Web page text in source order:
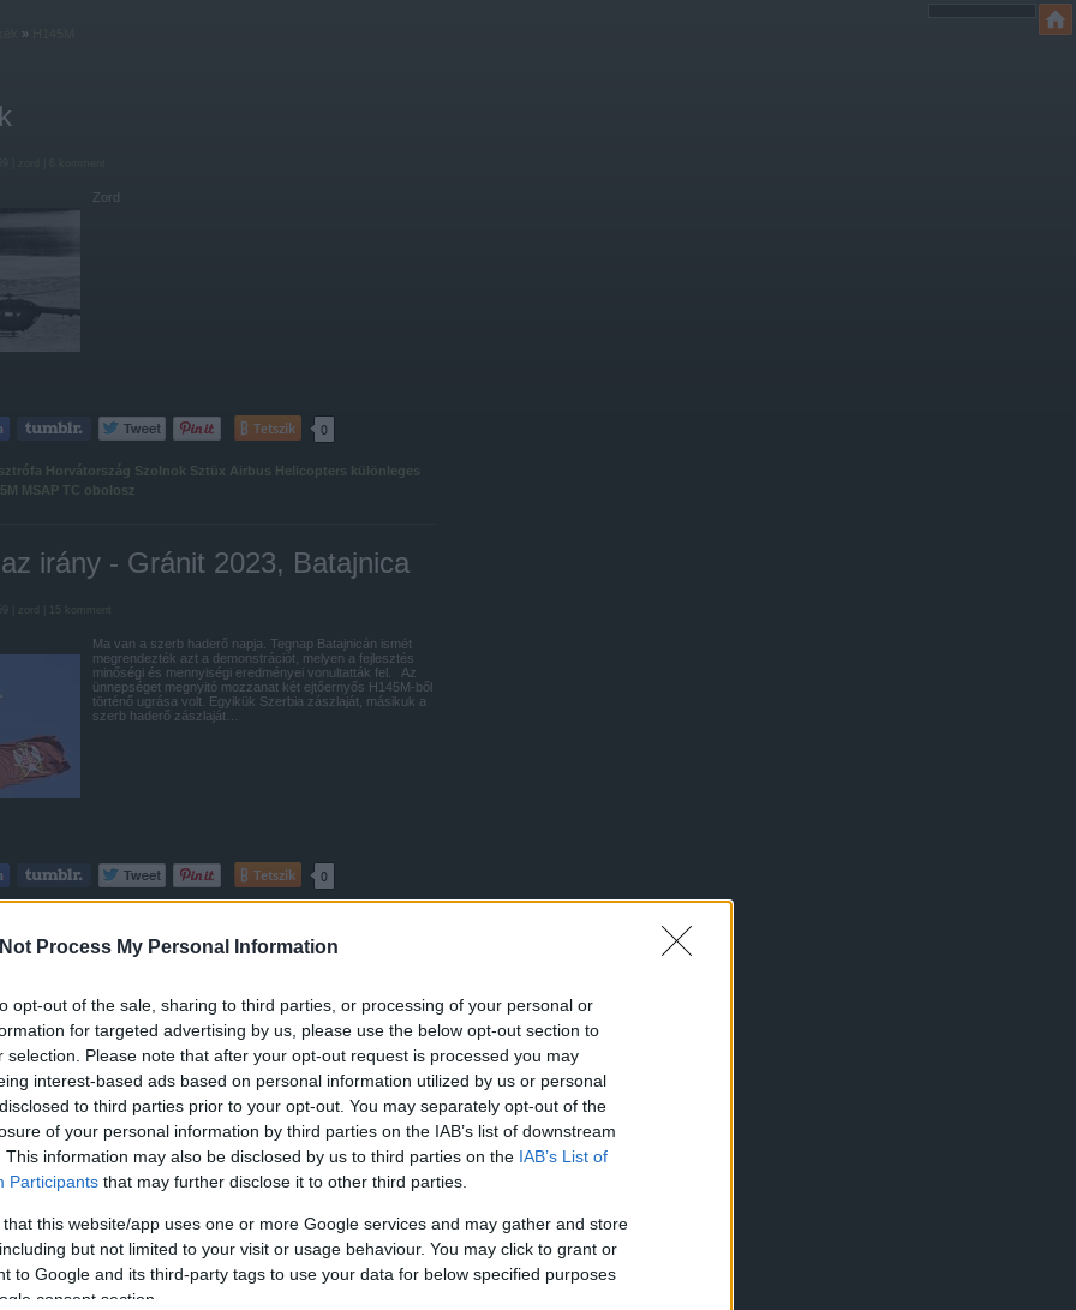
Process My Personal Information
opt-out of the sale, sharing to third parties, or processing of your personal or
for targeted advertising by us, please use the below opt-out section to
selection. Please note that after your opt-out request is processed you may
interest-based ads based on personal information utilized by us or personal
to third parties prior to your opt-out. You may separately opt-out of the
of your personal information by third parties on the IAB’s list of downstream
This information may also be disclosed by us to third parties on the IAB’s List of
Participants that may further disclose it to other third parties.
that this website/app uses one or more Google services and may gather and store
but not limited to your visit or usage behaviour. You may click to grant or
to Google and its third-party tags to use your data for below specified purposes
consent section.
»
Zord
Tetszik 0
Horvátország Szolnok Sztüx Airbus Helicopters különleges
MSAP TC obolosz
irány - Gránit 2023, Batajnica
zord
Ma van a szerb haderő napja. Tegnap Batajnicán ismét
megrendezték azt a demonstrációt, melyen a fejlesztés
minőségi és mennyiségi eredményei vonultatták fel. Az
ünnepséget megnyitó mozzanat két ejtőernyős H145M-ből
történő ugrása volt. Egyikük Szerbia zászlaját, másikuk a
szerb haderő zászlaját…
Tetszik 0
Mi-17V-5 Brabac
nap HHH-n
|zord|5komment
MH és Légirendész részvétellel családi napot tartottak ma
Hármashatárhegyen, ahol örvendetesen ismét éledezik a
repülőélet az elvesztegetett évek után. Ma mindenki
megtapasztalhatta, hogy ez aztán tényleg hegyi reptér :-) A
HM Ei Zrt. drónflottája, köztük a Meteor 3MA... ...melynek
az apró…